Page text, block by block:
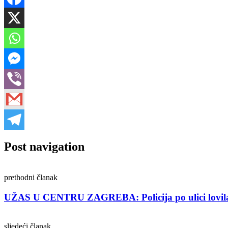
Post navigation
prethodni članak
UŽAS U CENTRU ZAGREBA: Policija po ulici
sljedeći članak